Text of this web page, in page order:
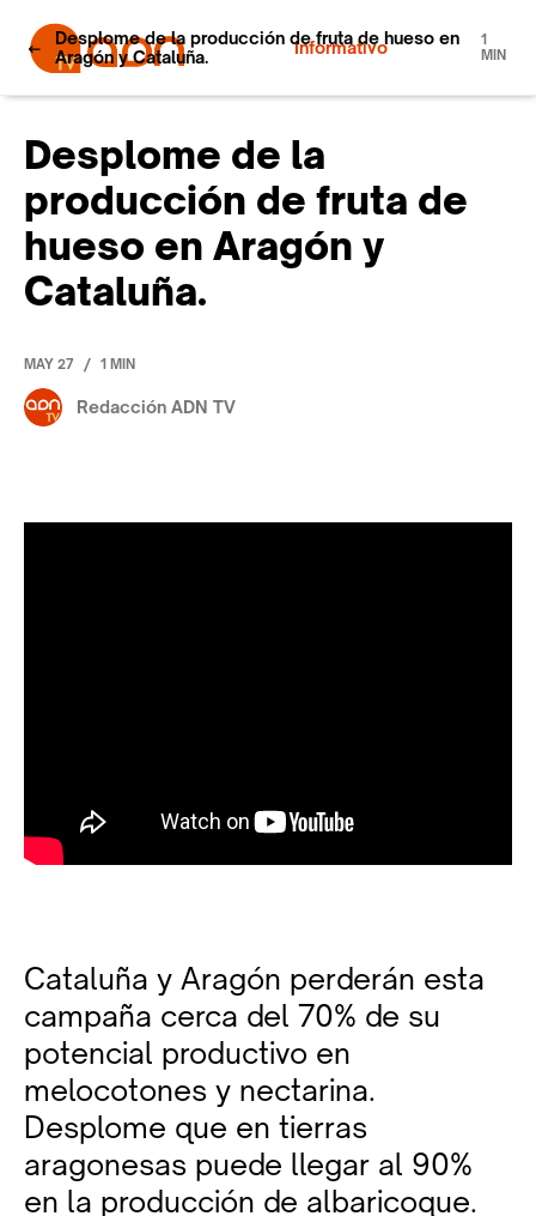
Informativo
Desplome de la producción de fruta de hueso en
Aragón y Cataluña.
1
MIN
Desplome de la
producción de fruta de
hueso en Aragón y
Cataluña.
MAY 27 / 1 MIN
Redacción ADN TV
Cataluña y Aragón perderán esta
campaña cerca del 70% de su
potencial productivo en
melocotones y nectarina.
Desplome que en tierras
aragonesas puede llegar al 90%
en la producción de albaricoque.